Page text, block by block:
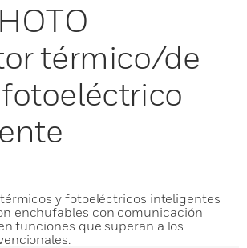
térmico/de
y fotoeléctricos inteligentes
enchufables con comunicación
funciones que superan a los